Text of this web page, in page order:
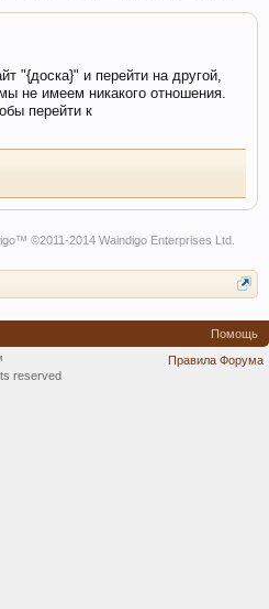
"{доска}" и перейти на другой,
не имеем никакого отношения.
перейти к
™ ©2011-2014 Waindigo Enterprises Ltd.
Помощь
Правила Форума
reserved